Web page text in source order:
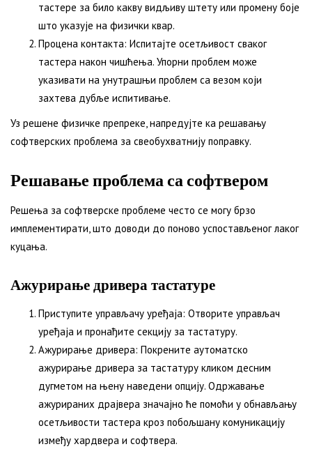
тастере за било какву видљиву штету или промену боје
што указује на физички квар.
Процена контакта: Испитајте осетљивост сваког
тастера након чишћења. Упорни проблем може
указивати на унутрашњи проблем са везом који
захтева дубље испитивање.
Уз решене физичке препреке, напредујте ка решавању
софтверских проблема за свеобухватнију поправку.
Решавање проблема са софтвером
Решења за софтверске проблеме често се могу брзо
имплементирати, што доводи до поново успостављеног лаког
куцања.
Ажурирање дривера тастатуре
Приступите управљачу уређаја: Отворите управљач
уређаја и пронађите секцију за тастатуру.
Ажурирање дривера: Покрените аутоматско
ажурирање дривера за тастатуру кликом десним
дугметом на њену наведени опцију. Одржавање
ажурираних драјвера значајно ће помоћи у обнављању
осетљивости тастера кроз побољшану комуникацију
између хардвера и софтвера.